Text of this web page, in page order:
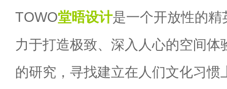
TOWO堂晤设计是一个开放性的
力于打造极致、深入人心的空间
的研究，寻找建立在人们文化习惯